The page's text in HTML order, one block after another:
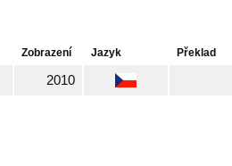
Zobrazení Jazyk Překlad
2010